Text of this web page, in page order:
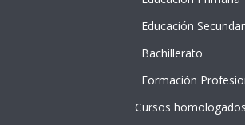
Educación
Bachillerato
Formación
Cursos homologados